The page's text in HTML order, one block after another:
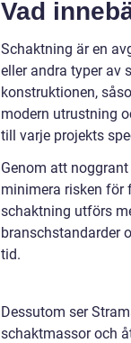
Vad
Schaktning är en
eller andra typer av
konstruktionen,
modern utrustning
till varje projekts
Genom att
minimera risken för
schaktning utförs
branschstandarder
tid.
Dessutom ser
schaktmassor och